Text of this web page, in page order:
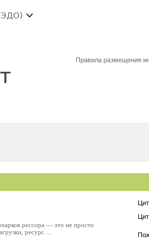
Правила размещения
рессора — это не просто
ресурс ...